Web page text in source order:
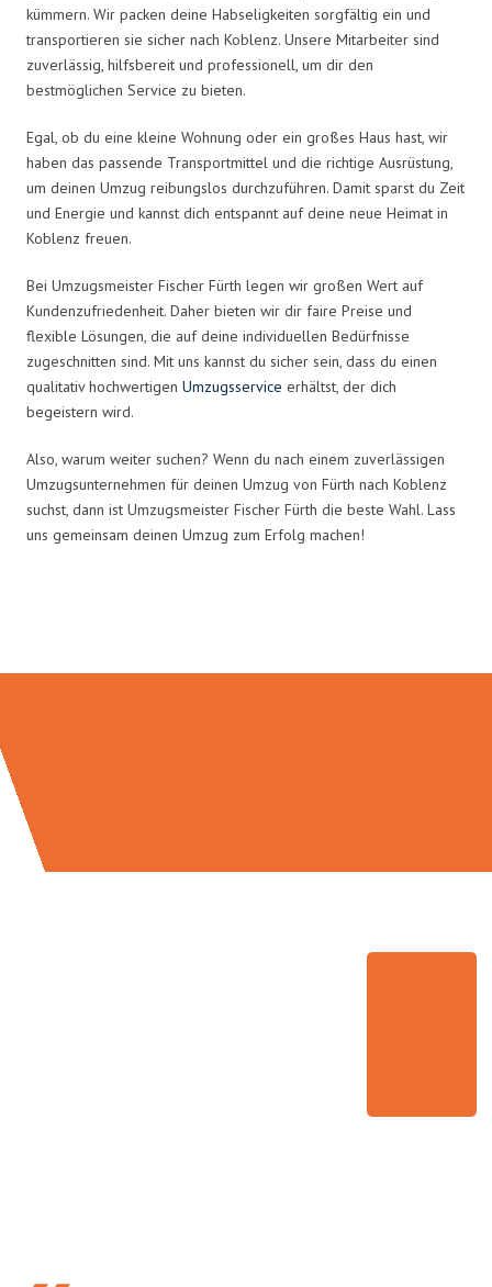
kümmern. Wir packen deine Habseligkeiten sorgfältig ein und
transportieren sie sicher nach Koblenz. Unsere Mitarbeiter sind
zuverlässig, hilfsbereit und professionell, um dir den
bestmöglichen Service zu bieten.
Egal, ob du eine kleine Wohnung oder ein großes Haus hast, wir
haben das passende Transportmittel und die richtige Ausrüstung,
um deinen Umzug reibungslos durchzuführen. Damit sparst du Zeit
und Energie und kannst dich entspannt auf deine neue Heimat in
Koblenz freuen.
Bei Umzugsmeister Fischer Fürth legen wir großen Wert auf
Kundenzufriedenheit. Daher bieten wir dir faire Preise und
flexible Lösungen, die auf deine individuellen Bedürfnisse
zugeschnitten sind. Mit uns kannst du sicher sein, dass du einen
qualitativ hochwertigen Umzugsservice erhältst, der dich
begeistern wird.
Also, warum weiter suchen? Wenn du nach einem zuverlässigen
Umzugsunternehmen für deinen Umzug von Fürth nach Koblenz
suchst, dann ist Umzugsmeister Fischer Fürth die beste Wahl. Lass
uns gemeinsam deinen Umzug zum Erfolg machen!